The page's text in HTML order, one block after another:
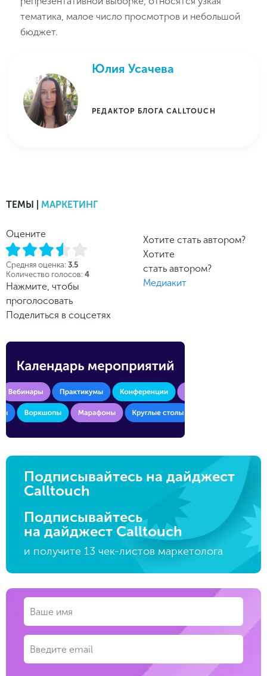
тематика, малое число просмотров и небольшой
бюджет.
Юлия Усачева
РЕДАКТОР БЛОГА CALLTOUCH
ТЕМЫ | МАРКЕТИНГ
Оцените
Средняя оценка: 3.5
Количество голосов: 4
Нажмите, чтобы
проголосовать
Поделиться в соцсетях
Хотите стать автором?
Хотите
стать автором?
Медиакит
Подписывайтесь на дайджест
Calltouch
Подписывайтесь
на дайджест Calltouch
и получите 13 чек-листов маркетолога